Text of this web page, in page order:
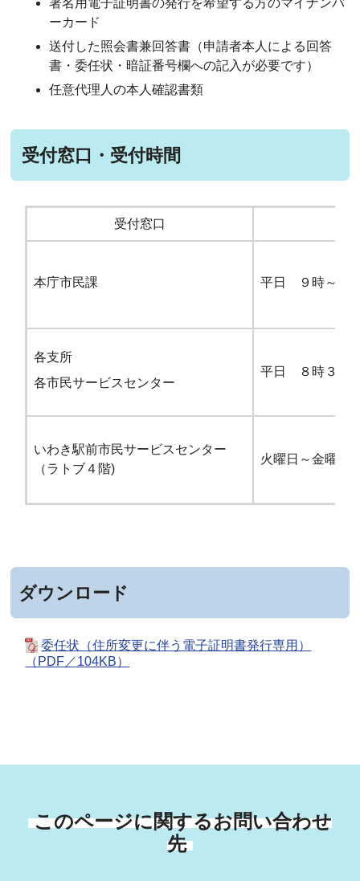
ーカード
送付した照会書兼回答書 （申請者本人による回答
書・委任状・暗証番号欄への記入が必要です）
任意代理人の本人確認書類
受付窓口・受付時間
受付窓口
本庁市民課 平日 ９時～１
各支所
各市民サービスセンター
平日 ８時３０
いわき駅前市民サービスセンター
（ラトブ４階)
火曜日～金曜日
ダウンロード
委任状（住所変更に伴う電子証明書発行専用）
（PDF／104KB）
このページに関するお問い合わせ
先